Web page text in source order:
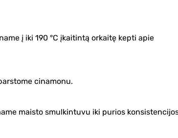
į iki 190 °C įkaitintą orkaitę kepti apie
cinamonu.
maisto smulkintuvu iki purios